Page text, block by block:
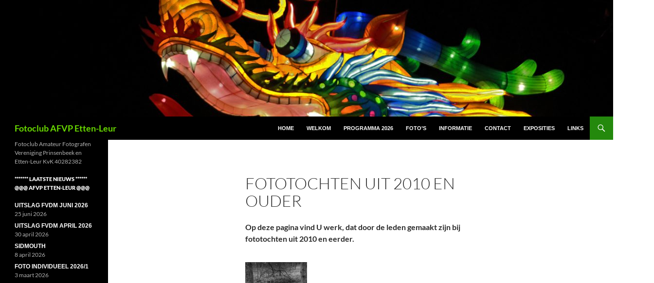
Fotoclub AFVP Etten-Leur HOME WELKOM PROGRAMMA 2026 FOTO’S INFORMATIE CONTACT EXPOSITIES LINKS
FOTOTOCHTEN UIT 2010 EN
OUDER
Op deze pagina vind U werk, dat door de leden gemaakt zijn bij
fototochten uit 2010 en eerder.
Fotoclub Amateur Fotografen
Vereniging Prinsenbeek en
Etten-Leur KvK 40282382
******* LAATSTE NIEUWS ******
@@@ AFVP ETTEN-LEUR @@@
UITSLAG FVDM JUNI 2026
25 juni 2026
UITSLAG FVDM APRIL 2026
30 april 2026
SIDMOUTH
8 april 2026
FOTO INDIVIDUEEL 2026/1
3 maart 2026